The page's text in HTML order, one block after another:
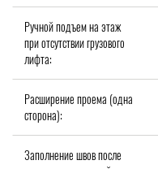
Ручной подъем на этаж
при отсутствии грузового
лифта:
Расширение проема (одна
сторона):
Заполнение швов после